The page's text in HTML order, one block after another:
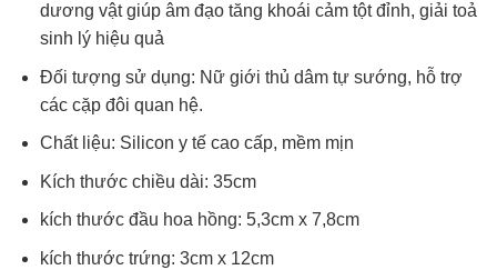
dương vật giúp âm đạo tăng khoái cảm tột đỉnh, giải toả
sinh lý hiệu quả
Đối tượng sử dụng: Nữ giới thủ dâm tự sướng, hỗ trợ
các cặp đôi quan hệ.
Chất liệu: Silicon y tế cao cấp, mềm mịn
Kích thước chiều dài: 35cm
kích thước đầu hoa hồng: 5,3cm x 7,8cm
kích thước trứng: 3cm x 12cm